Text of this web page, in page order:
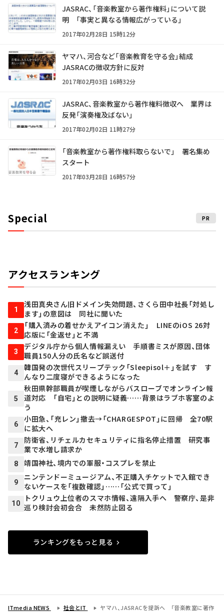
JASRAC、「音楽教室から著作権料」について説
明 「事実と異なる情報広がっている」
2017年02月28日 15時12分
ヤマハ、河合など「音楽教育を守る会」結成
JASRACの徴収方針に反対
2017年02月03日 16時32分
JASRAC、音楽教室から著作権料徴収へ 業界は
反発「演奏権及ばない」
2017年02月02日 11時27分
「音楽教室から著作権料取らないで」 署名集め
スタート
2017年03月28日 16時57分
Special PR
アクセスランキング
1
浅田真央さん旧ドメイン失効問題、さくら田中社長「対処し
ます」の意図は 同社に聞いた
2
「購入済みの着せかえアイコン消えた」 LINEのiOS 26対
応版に「金返せ」と不満
3
デジタル庁から個人情報漏えい 手順書ミスが原因、団体
職員150人分の氏名など誤送付
4
韓国発の次世代スリープテック「Sleepisol＋」を試す す
んなり二度寝ができるようになった
5
秋田県幹部職員が喫煙しながらバスローブでオンライン報
道対応 「自宅」との説明に疑義……背景はラブホ客室のよ
う
6
小田急、「充レン」撤去→「CHARGESPOT」に回帰 全70駅
に拡大へ
7
防衛省、リチェルカセキュリティに指名停止措置 研究事
業で水増し請求か
8 靖国神社、境内での軍服・コスプレを禁止
9
ニンテンドーミュージアム、不正購入チケットで入館でき
ないケースを「複数確認」……「公式で買って」
10
トクリュウ上位者のスマホ情報、遠隔入手へ 警察庁、是非
巡り検討会初会合 未然防止図る
ランキングをもっと見る
ITmedia NEWS 社会とIT ヤマハ、JASRACを提訴へ 「音楽教室に著作